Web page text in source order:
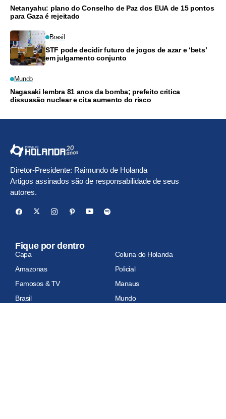
Netanyahu: plano do Conselho de Paz dos EUA de 15 pontos
para Gaza é rejeitado
Brasil
STF pode decidir futuro de jogos de azar e ‘bets’
em julgamento conjunto
Mundo
Nagasaki lembra 81 anos da bomba; prefeito critica
dissuasão nuclear e cita aumento do risco
Diretor-Presidente: Raimundo de Holanda
Artigos assinados são de responsabilidade de seus
autores.
Fique por dentro
Capa
Coluna do Holanda
Amazonas
Policial
Famosos & TV
Manaus
Brasil
Mundo